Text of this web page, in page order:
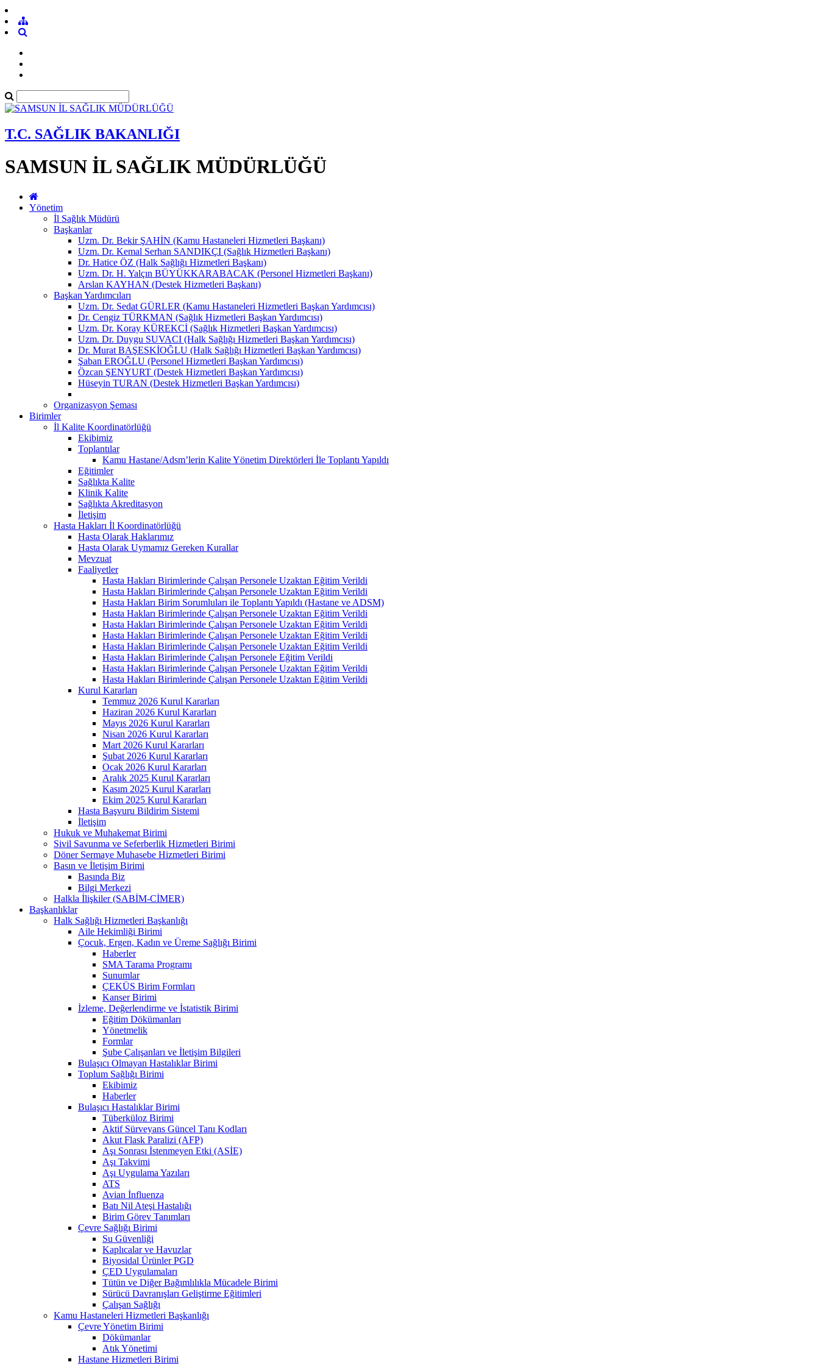
T.C. SAĞLIK BAKANLIĞI
SAMSUN İL SAĞLIK MÜDÜRLÜĞÜ
Yönetim
İl Sağlık Müdürü
Başkanlar
Uzm. Dr. Bekir ŞAHİN (Kamu Hastaneleri Hizmetleri Başkanı)
Uzm. Dr. Kemal Serhan SANDIKÇI (Sağlık Hizmetleri Başkanı)
Dr. Hatice ÖZ (Halk Sağlığı Hizmetleri Başkanı)
Uzm. Dr. H. Yalçın BÜYÜKKARABACAK (Personel Hizmetleri Başkanı)
Arslan KAYHAN (Destek Hizmetleri Başkanı)
Başkan Yardımcıları
Uzm. Dr. Sedat GÜRLER (Kamu Hastaneleri Hizmetleri Başkan Yardımcısı)
Dr. Cengiz TÜRKMAN (Sağlık Hizmetleri Başkan Yardımcısı)
Uzm. Dr. Koray KÜREKCİ (Sağlık Hizmetleri Başkan Yardımcısı)
Uzm. Dr. Duygu SUVACI (Halk Sağlığı Hizmetleri Başkan Yardımcısı)
Dr. Murat BAŞESKİOĞLU (Halk Sağlığı Hizmetleri Başkan Yardımcısı)
Şaban EROĞLU (Personel Hizmetleri Başkan Yardımcısı)
Özcan ŞENYURT (Destek Hizmetleri Başkan Yardımcısı)
Hüseyin TURAN (Destek Hizmetleri Başkan Yardımcısı)
Organizasyon Şeması
Birimler
İl Kalite Koordinatörlüğü
Ekibimiz
Toplantılar
Kamu Hastane/Adsm’lerin Kalite Yönetim Direktörleri İle Toplantı Yapıldı
Eğitimler
Sağlıkta Kalite
Klinik Kalite
Sağlıkta Akreditasyon
İletişim
Hasta Hakları İl Koordinatörlüğü
Hasta Olarak Haklarımız
Hasta Olarak Uymamız Gereken Kurallar
Mevzuat
Faaliyetler
Hasta Hakları Birimlerinde Çalışan Personele Uzaktan Eğitim Verildi
Hasta Hakları Birimlerinde Çalışan Personele Uzaktan Eğitim Verildi
Hasta Hakları Birim Sorumluları ile Toplantı Yapıldı (Hastane ve ADSM)
Hasta Hakları Birimlerinde Çalışan Personele Uzaktan Eğitim Verildi
Hasta Hakları Birimlerinde Çalışan Personele Uzaktan Eğitim Verildi
Hasta Hakları Birimlerinde Çalışan Personele Uzaktan Eğitim Verildi
Hasta Hakları Birimlerinde Çalışan Personele Uzaktan Eğitim Verildi
Hasta Hakları Birimlerinde Çalışan Personele Eğitim Verildi
Hasta Hakları Birimlerinde Çalışan Personele Uzaktan Eğitim Verildi
Hasta Hakları Birimlerinde Çalışan Personele Uzaktan Eğitim Verildi
Kurul Kararları
Temmuz 2026 Kurul Kararları
Haziran 2026 Kurul Kararları
Mayıs 2026 Kurul Kararları
Nisan 2026 Kurul Kararları
Mart 2026 Kurul Kararları
Şubat 2026 Kurul Kararları
Ocak 2026 Kurul Kararları
Aralık 2025 Kurul Kararları
Kasım 2025 Kurul Kararları
Ekim 2025 Kurul Kararları
Hasta Başvuru Bildirim Sistemi
İletişim
Hukuk ve Muhakemat Birimi
Sivil Savunma ve Seferberlik Hizmetleri Birimi
Döner Sermaye Muhasebe Hizmetleri Birimi
Basın ve İletişim Birimi
Basında Biz
Bilgi Merkezi
Halkla İlişkiler (SABİM-CİMER)
Başkanlıklar
Halk Sağlığı Hizmetleri Başkanlığı
Aile Hekimliği Birimi
Çocuk, Ergen, Kadın ve Üreme Sağlığı Birimi
Haberler
SMA Tarama Programı
Sunumlar
ÇEKÜS Birim Formları
Kanser Birimi
İzleme, Değerlendirme ve İstatistik Birimi
Eğitim Dökümanları
Yönetmelik
Formlar
Şube Çalışanları ve İletişim Bilgileri
Bulaşıcı Olmayan Hastalıklar Birimi
Toplum Sağlığı Birimi
Ekibimiz
Haberler
Bulaşıcı Hastalıklar Birimi
Tüberküloz Birimi
Aktif Sürveyans Güncel Tanı Kodları
Akut Flask Paralizi (AFP)
Aşı Sonrası İstenmeyen Etki (ASİE)
Aşı Takvimi
Aşı Uygulama Yazıları
ATS
Avian İnfluenza
Batı Nil Ateşi Hastalığı
Birim Görev Tanımları
Çevre Sağlığı Birimi
Su Güvenliği
Kaplıcalar ve Havuzlar
Biyosidal Ürünler PGD
ÇED Uygulamaları
Tütün ve Diğer Bağımlılıkla Mücadele Birimi
Sürücü Davranışları Geliştirme Eğitimleri
Çalışan Sağlığı
Kamu Hastaneleri Hizmetleri Başkanlığı
Çevre Yönetim Birimi
Dökümanlar
Atık Yönetimi
Hastane Hizmetleri Birimi